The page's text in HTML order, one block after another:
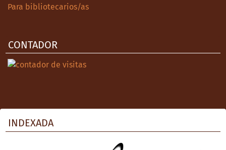
Pani, E. (2001). Para mexicanizar el Segundo
de Estudios Históricos e Instituto Mora.
Noriega, C. y Pani, E. (2009). Las propuestas
Conaculta.
Reichstein, A. (1993). ¿Era realmente
inevitable? ¿Por qué México perdió Texas en
Para bibliotecarios/as
CONTADOR
INDEXADA